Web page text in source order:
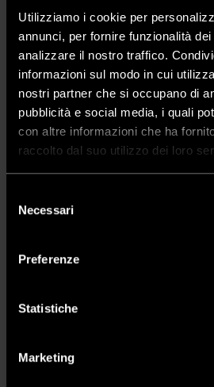
Utilizziamo i cookie per
annunci, per fornire funzionalità
analizzare il nostro traffico.
informazioni sul modo in cui
nostri partner che si occupano di
pubblicità e social media, i quali
con altre informazioni che ha
raccolto dal suo utilizzo dei loro
delNecessari
Preferenze
Statistiche
Marketing
Scarica PDF Serve Aiuto?
Non disponibile
Vedi i prezzi, acquista online e
semplicità
Spedizione rapida in 24/48 ore dall’ordine